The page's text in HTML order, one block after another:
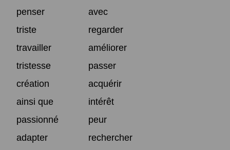
penser
avec
triste
regarder
travailler
améliorer
tristesse
passer
création
acquérir
ainsi que
intérêt
passionné
peur
adapter
rechercher